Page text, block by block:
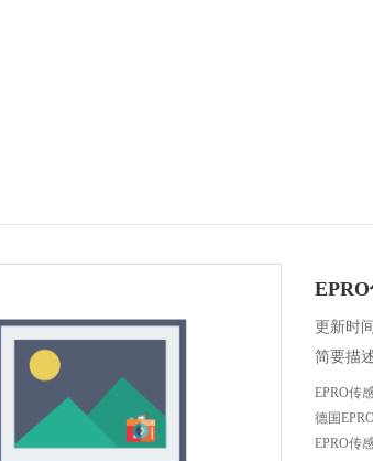
更新时
简要描
EPRO传
德国
EPRO传